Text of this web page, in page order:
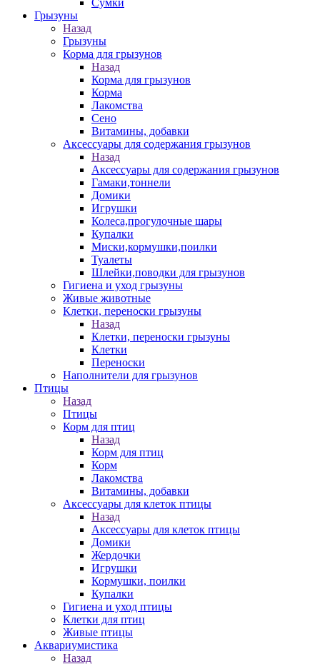
Сумки
Грызуны
Назад
Грызуны
Корма для грызунов
Назад
Корма для грызунов
Корма
Лакомства
Сено
Витамины, добавки
Аксессуары для содержания грызунов
Назад
Аксессуары для содержания грызунов
Гамаки,тоннели
Домики
Игрушки
Колеса,прогулочные шары
Купалки
Миски,кормушки,поилки
Туалеты
Шлейки,поводки для грызунов
Гигиена и уход грызуны
Живые животные
Клетки, переноски грызуны
Назад
Клетки, переноски грызуны
Клетки
Переноски
Наполнители для грызунов
Птицы
Назад
Птицы
Корм для птиц
Назад
Корм для птиц
Корм
Лакомства
Витамины, добавки
Аксессуары для клеток птицы
Назад
Аксессуары для клеток птицы
Домики
Жердочки
Игрушки
Кормушки, поилки
Купалки
Гигиена и уход птицы
Клетки для птиц
Живые птицы
Аквариумистика
Назад